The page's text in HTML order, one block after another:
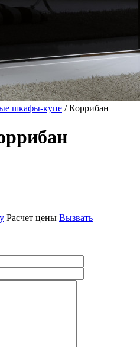
шкафы-купе / Коррибан
Расчет цены Вызвать